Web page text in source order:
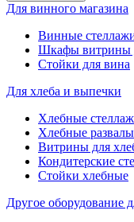
Для винного магазина
Винные
Шкафы витрины
Стойки для вина
Для хлеба и выпечки
Хлебные
Хлебные развалы
Витрины для
Кондитерские
Стойки хлебные
Другое оборудование